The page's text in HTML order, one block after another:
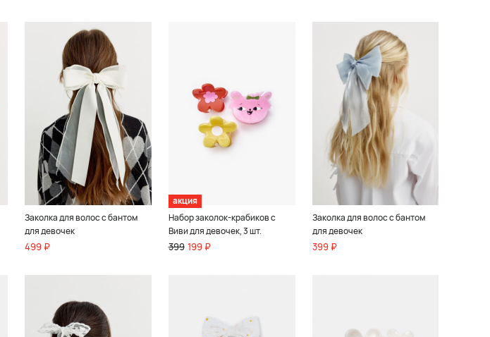
Заколка для волос с бантом
для девочек
499 ₽
акция
Набор заколок-крабиков с
Виви для девочек, 3 шт.
399 199 ₽
Заколка для волос с бантом
для девочек
399 ₽